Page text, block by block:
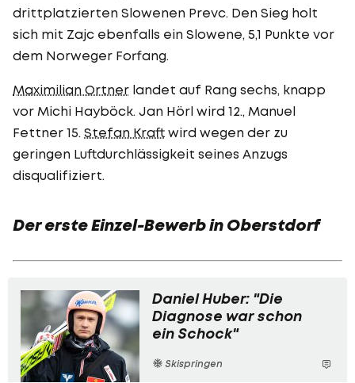
drittplatzierten Slowenen Prevc. Den Sieg holt
sich mit Zajc ebenfalls ein Slowene, 5,1 Punkte vor
dem Norweger Forfang.
Maximilian Ortner landet auf Rang sechs, knapp
vor Michi Hayböck. Jan Hörl wird 12., Manuel
Fettner 15. Stefan Kraft wird wegen der zu
geringen Luftdurchlässigkeit seines Anzugs
disqualifiziert.
Der erste Einzel-Bewerb in Oberstdorf
Daniel Huber: "Die
Diagnose war schon
ein Schock"
Skispringen